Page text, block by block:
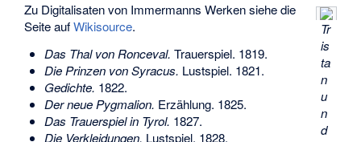
Tr
is
ta
n
u
n
d
Zu Digitalisaten von Immermanns Werken siehe die
Seite aufWikisource.
Das Thal von Ronceval. Trauerspiel. 1819.
Die Prinzen von Syracus. Lustspiel. 1821.
Gedichte. 1822.
Der neue Pygmalion. Erzählung. 1825.
Das Trauerspiel in Tyrol. 1827.
Die Verkleidungen. Lustspiel. 1828.